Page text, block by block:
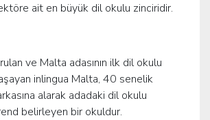
ait en büyük dil okulu zinciridir.
ve Malta adasının ilk dil okulu
inlingua Malta, 40 senelik
alarak adadaki dil okulu
belirleyen bir okuldur.